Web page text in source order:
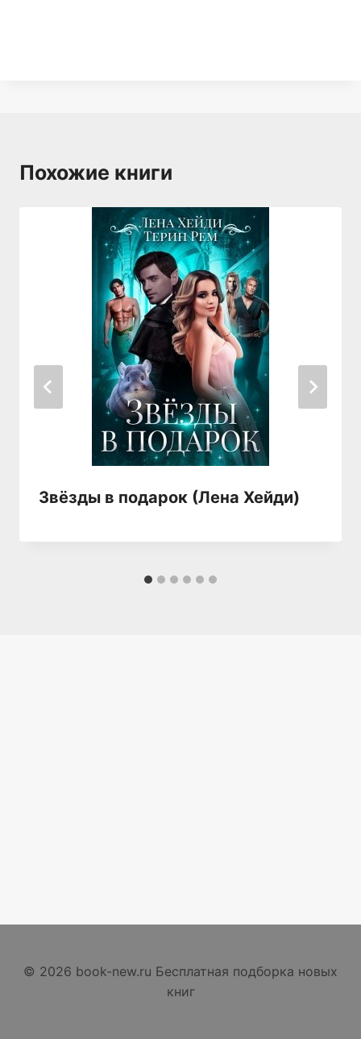
Похожие книги
Звёзды в подарок (Лена Хейди)
© 2026 book-new.ru Бесплатная подборка новых
книг